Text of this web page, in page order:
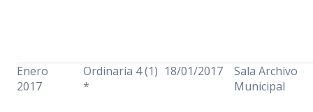
Enero
2017
Ordinaria 4 (1)
*
18/01/2017
Sala Archivo
Municipal